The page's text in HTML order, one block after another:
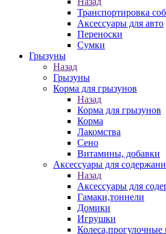
Транспортировка
Аксессуары для авто
Переноски
Сумки
Грызуны
Назад
Грызуны
Корма для грызунов
Назад
Корма для грызунов
Корма
Лакомства
Сено
Витамины, добавки
Аксессуары для
Назад
Аксессуары для
Гамаки,тоннели
Домики
Игрушки